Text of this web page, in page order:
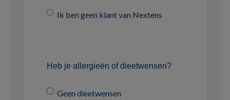
Ik ben geen klant van Nextens
Heb je allergieën of dieetwensen?
Geen dieetwensen